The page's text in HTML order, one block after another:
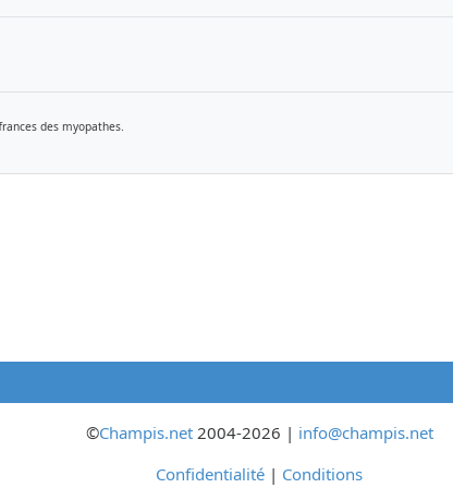
des myopathes.
©Champis.net2004-2026 | info@champis.net
Confidentialité | Conditions